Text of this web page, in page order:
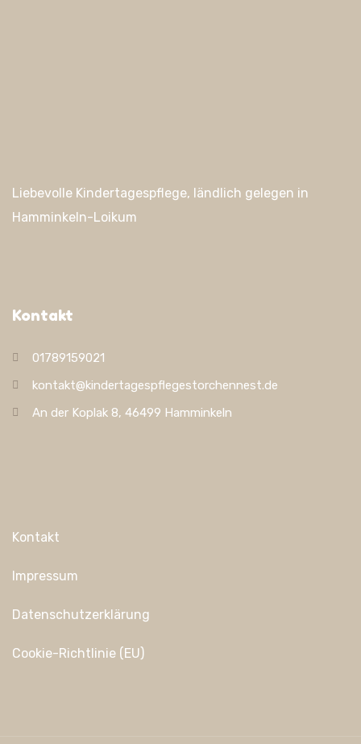
Liebevolle Kindertagespflege, ländlich gelegen in
Hamminkeln-Loikum
Kontakt
01789159021
kontakt@kindertagespflegestorchennest.de
An der Koplak 8, 46499 Hamminkeln
Kontakt
Impressum
Datenschutzerklärung
Cookie-Richtlinie (EU)